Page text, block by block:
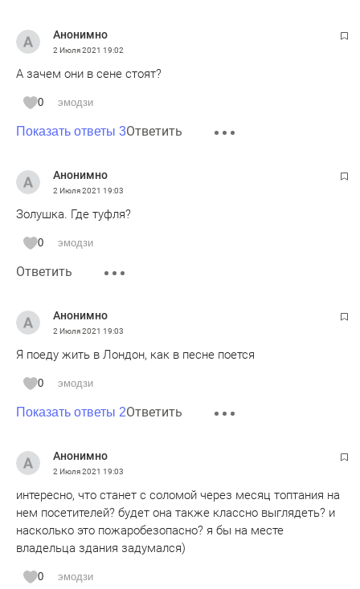
Анонимно
2 Июля 2021 19:02
А зачем они в сене стоят?
0 эмодзи
Показать ответы 3Ответить
Анонимно
2 Июля 2021 19:03
Золушка. Где туфля?
0 эмодзи
Ответить
Анонимно
2 Июля 2021 19:03
Я поеду жить в Лондон, как в песне поется
0 эмодзи
Показать ответы 2Ответить
Анонимно
2 Июля 2021 19:03
интересно, что станет с соломой через месяц топтания на
нем посетителей? будет она также классно выглядеть? и
насколько это пожаробезопасно? я бы на месте
владельца здания задумался)
0 эмодзи